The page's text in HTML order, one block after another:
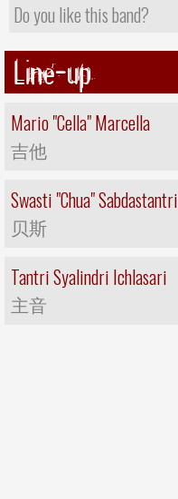
Do you like this band?
Line-up
Mario "Cella" Marcella
吉他
Swasti "Chua" Sabdastantri
贝斯
Tantri Syalindri Ichlasari
主音